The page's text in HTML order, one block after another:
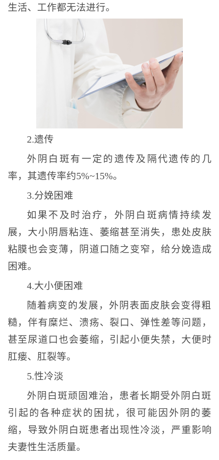
生活、工作都无法进行。
2.遗传
外阴白斑有一定的遗传及隔代遗传的几
率，其遗传率约5%~15%。
3.分娩困难
如果不及时治疗，外阴白斑病情持续发
展，大小阴唇粘连、萎缩甚至消失，患处皮肤
粘膜也会变薄，阴道口随之变窄，给分娩造成
困难。
4.大小便困难
随着病变的发展，外阴表面皮肤会变得粗
糙，伴有糜烂、溃疡、裂口、弹性差等问题，
甚至尿道口也会萎缩，引起小便失禁，大便时
肛瘘、肛裂等。
5.性冷淡
外阴白斑顽固难治，患者长期受外阴白斑
引起的各种症状的困扰，很可能因外阴的萎
缩，导致外阴白斑患者出现性冷淡，严重影响
夫妻性生活质量。